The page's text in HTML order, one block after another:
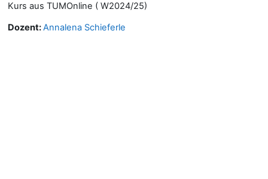
Kurs aus TUMOnline ( W2024/25)
Dozent:Annalena Schieferle